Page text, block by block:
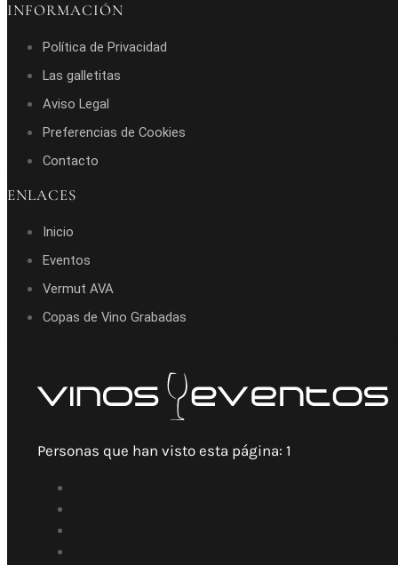
INFORMACIÓN
Política de Privacidad
Las galletitas
Aviso Legal
Preferencias de Cookies
Contacto
ENLACES
Inicio
Eventos
Vermut AVA
Copas de Vino Grabadas
Personas que han visto esta página: 1